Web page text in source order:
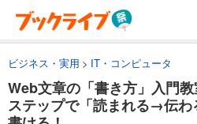
ビジネス・実用 IT・コンピュータ
Web文章の「書き方」入門
ステップで「読まれる→伝わ